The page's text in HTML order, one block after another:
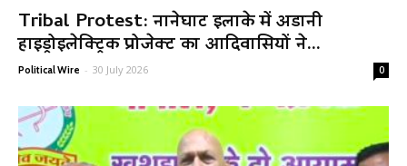
Tribal Protest: नानेघाट इलाके में अडानी
हाइड्रोइलेक्ट्रिक प्रोजेक्ट का आदिवासियों ने...
Political Wire - 30 July 2026 0